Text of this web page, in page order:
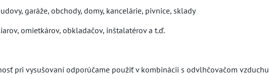
garáže, obchody, domy, kancelárie, pivnice, sklady
omietkárov, obkladačov, inštalatérov a t.ď.
pri vysušovaní odporúčame použiť v kombinácii s odvlhčovačom vzduchu